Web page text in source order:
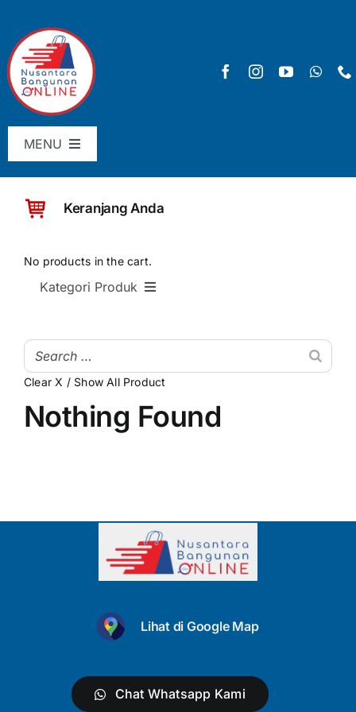
content
MENU
Menu Utama
Pricelist
SHOP
Checkout
My Account
Keranjang Anda
No products in the cart.
Kategori Produk
Material Bangunan Dasar
Atap & Penutup Bangunan
Struktur & Rangka
Kamar Mandi & Sanitair
Pengecetan & Pelapis
Produk Besi & Metal Lainnya
Uncategorized
Clear X / Show All Product
Nothing Found
Lihat di Google Map
Chat Whatsapp Kami